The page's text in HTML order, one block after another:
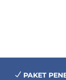
PAKET